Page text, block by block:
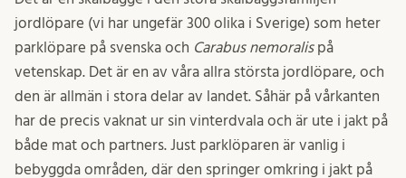
jordlöpare (vi har ungefär 300 olika i Sverige) som heter
parklöpare på svenska och Carabus nemoralispå
vetenskap. Det är en av våra allra största jordlöpare, och
den är allmän i stora delar av landet. Såhär på vårkanten
har de precis vaknat ur sin vinterdvala och är ute i jakt på
både mat och partners. Just parklöparen är vanlig i
bebyggda områden, där den springer omkring i jakt på